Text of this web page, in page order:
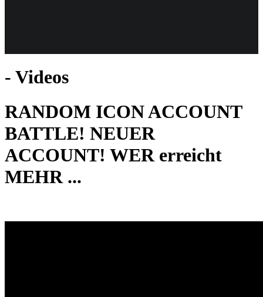
- Videos
RANDOM ICON ACCOUNT
BATTLE! NEUER
ACCOUNT! WER erreicht
MEHR ...